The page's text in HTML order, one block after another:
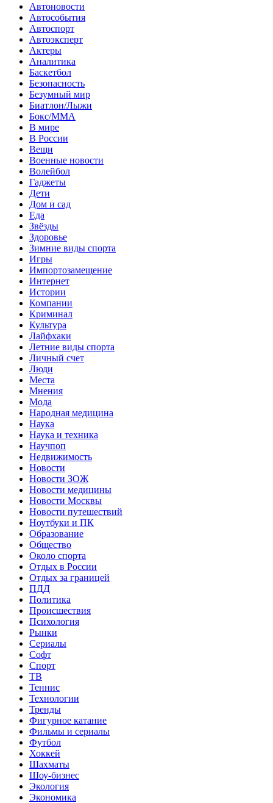
Автоновости
Автособытия
Автоспорт
Автоэксперт
Актеры
Аналитика
Баскетбол
Безопасность
Безумный мир
Биатлон/Лыжи
Бокс/MMA
В мире
В России
Вещи
Военные новости
Волейбол
Гаджеты
Дети
Дом и сад
Еда
Звёзды
Здоровье
Зимние виды спорта
Игры
Импортозамещение
Интернет
Истории
Компании
Криминал
Культура
Лайфхаки
Летние виды спорта
Личный счет
Люди
Места
Мнения
Мода
Народная медицина
Наука
Наука и техника
Научпоп
Недвижимость
Новости
Новости ЗОЖ
Новости медицины
Новости Москвы
Новости путешествий
Ноутбуки и ПК
Образование
Общество
Около спорта
Отдых в России
Отдых за границей
ПДД
Политика
Происшествия
Психология
Рынки
Сериалы
Софт
Спорт
ТВ
Теннис
Технологии
Тренды
Фигурное катание
Фильмы и сериалы
Футбол
Хоккей
Шахматы
Шоу-бизнес
Экология
Экономика